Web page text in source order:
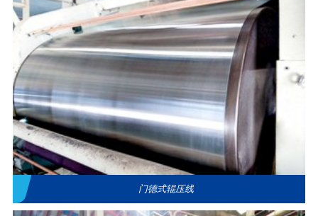
门德式辊压线